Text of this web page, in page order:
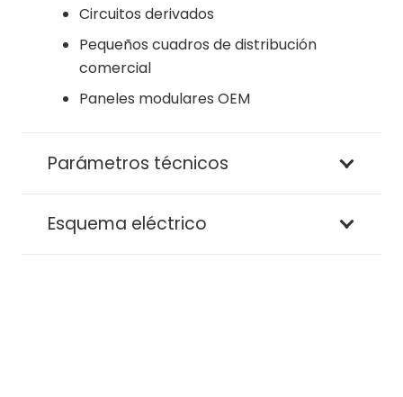
Circuitos derivados
Pequeños cuadros de distribución
comercial
Paneles modulares OEM
Parámetros técnicos
Esquema eléctrico